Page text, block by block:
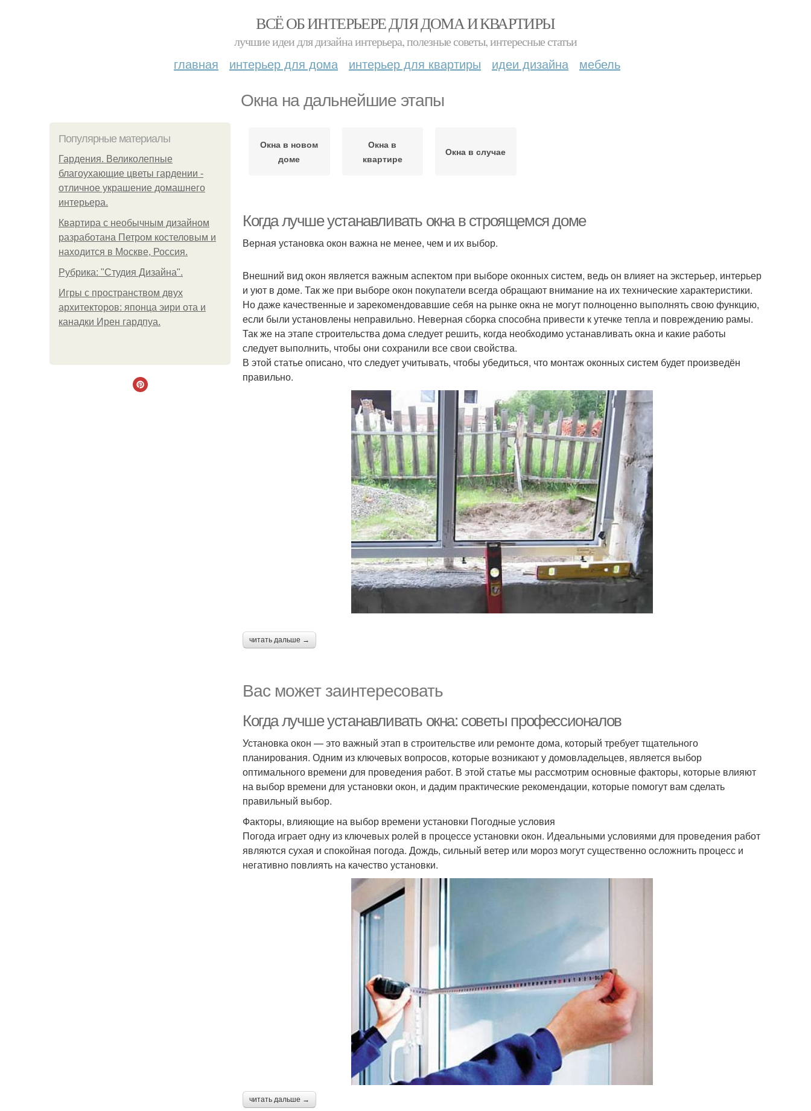
ВСЁ ОБ ИНТЕРЬЕРЕ ДЛЯ ДОМА И КВАРТИРЫ
лучшие идеи для дизайна интерьера, полезные советы, интересные статьи
главная интерьер для дома интерьер для квартиры идеи дизайна мебель
Окна на дальнейшие этапы
Популярные материалы
Гардения. Великолепные
благоухающие цветы гардении -
отличное украшение домашнего
интерьера.
Квартира с необычным дизайном
разработана Петром костеловым и
находится в Москве, Россия.
Рубрика: "Студия Дизайна".
Игры с пространством двух
архитекторов: японца эири ота и
канадки Ирен гардпуа.
Окна в новом
доме
Окна в
квартире
Окна в случае
Когда лучше устанавливать окна в строящемся доме
Верная установка окон важна не менее, чем и их выбор.
Внешний вид окон является важным аспектом при выборе оконных систем, ведь он влияет на экстерьер, интерьер
и уют в доме. Так же при выборе окон покупатели всегда обращают внимание на их технические характеристики.
Но даже качественные и зарекомендовавшие себя на рынке окна не могут полноценно выполнять свою функцию,
если были установлены неправильно. Неверная сборка способна привести к утечке тепла и повреждению рамы.
Так же на этапе строительства дома следует решить, когда необходимо устанавливать окна и какие работы
следует выполнить, чтобы они сохранили все свои свойства.
В этой статье описано, что следует учитывать, чтобы убедиться, что монтаж оконных систем будет произведён
правильно.
читать дальше →
Вас может заинтересовать
Когда лучше устанавливать окна: советы профессионалов
Установка окон — это важный этап в строительстве или ремонте дома, который требует тщательного
планирования. Одним из ключевых вопросов, которые возникают у домовладельцев, является выбор
оптимального времени для проведения работ. В этой статье мы рассмотрим основные факторы, которые влияют
на выбор времени для установки окон, и дадим практические рекомендации, которые помогут вам сделать
правильный выбор.
Факторы, влияющие на выбор времени установки Погодные условия
Погода играет одну из ключевых ролей в процессе установки окон. Идеальными условиями для проведения работ
являются сухая и спокойная погода. Дождь, сильный ветер или мороз могут существенно осложнить процесс и
негативно повлиять на качество установки.
читать дальше →